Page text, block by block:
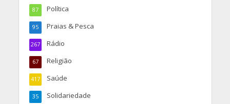
Política
87
Praias & Pesca
95
Rádio
267
Religião
67
Saúde
417
Solidariedade
35